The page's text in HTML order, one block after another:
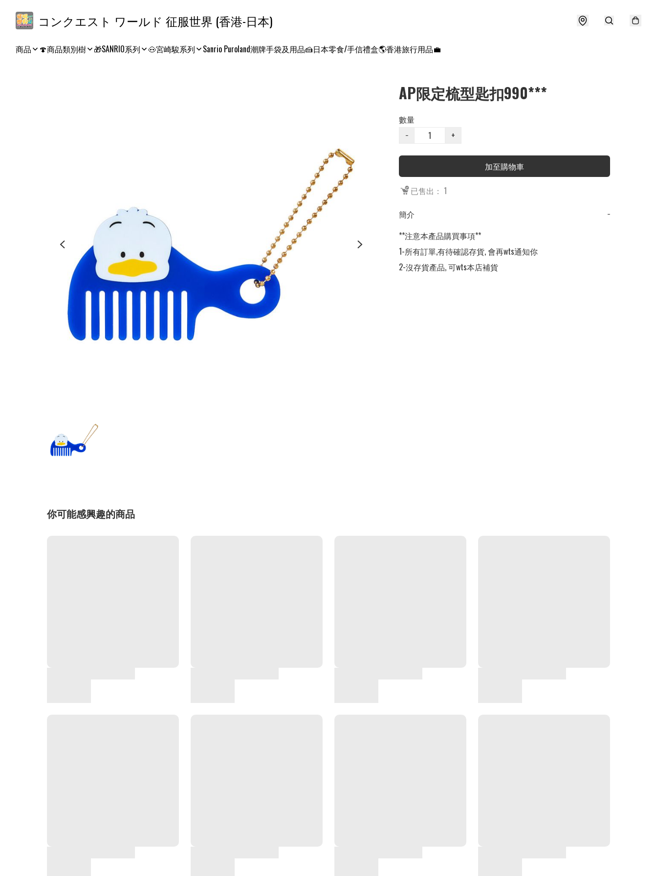
コンクエスト ワールド 征服世界 (香港-日本)
商品 🍄商品類別樹 🎁SANRIO系列 🐽宮崎駿系列 Sanrio Puroland潮牌手袋及用品🍰日本零食/手信禮盒🌎香港旅行用品💼
AP限定梳型匙扣990***
數量
−
+
加至購物車
已售出： 1
簡介
−
**注意本產品購買事項**
1-所有訂單,有待確認存貨, 會再wts通知你
2-沒存貨產品, 可wts本店補貨
你可能感興趣的商品